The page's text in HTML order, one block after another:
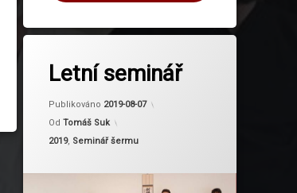
Letní seminář
Publikováno 2019-08-07
Od Tomáš Suk
Kategorie:
2019, Seminář šermu